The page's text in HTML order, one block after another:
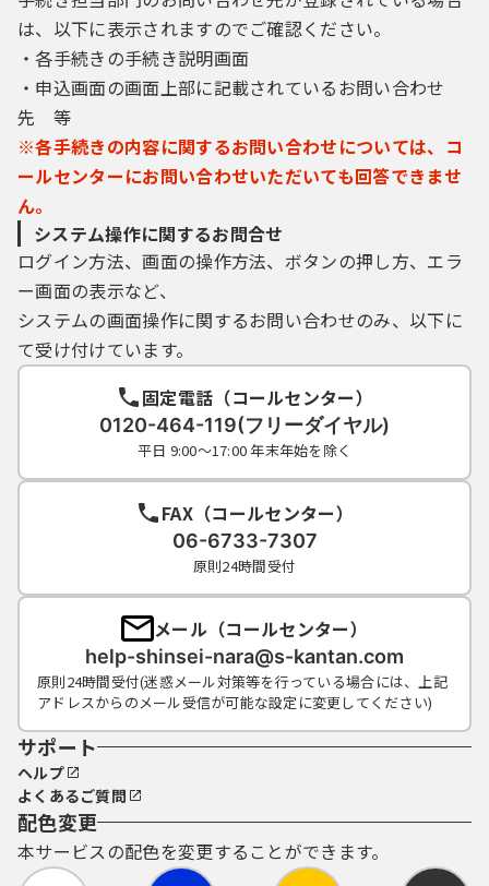
は、以下に表示されますのでご確認ください。
・各手続きの手続き説明画面
・申込画面の画面上部に記載されているお問い合わせ
先 等
※各手続きの内容に関するお問い合わせについては、コ
ールセンターにお問い合わせいただいても回答できませ
ん。
システム操作に関するお問合せ
ログイン方法、画面の操作方法、ボタンの押し方、エラ
ー画面の表示など、
システムの画面操作に関するお問い合わせのみ、以下に
て受け付けています。
固定電話（コールセンター）
0120-464-119(フリーダイヤル)
平日 9:00～17:00 年末年始を除く
FAX（コールセンター）
06-6733-7307
原則24時間受付
メール（コールセンター）
help-shinsei-nara@s-kantan.com
原則24時間受付(迷惑メール対策等を行っている場合には、上記
アドレスからのメール受信が可能な設定に変更してください)
サポート
ヘルプ
よくあるご質問
配色変更
本サービスの配色を変更することができます。